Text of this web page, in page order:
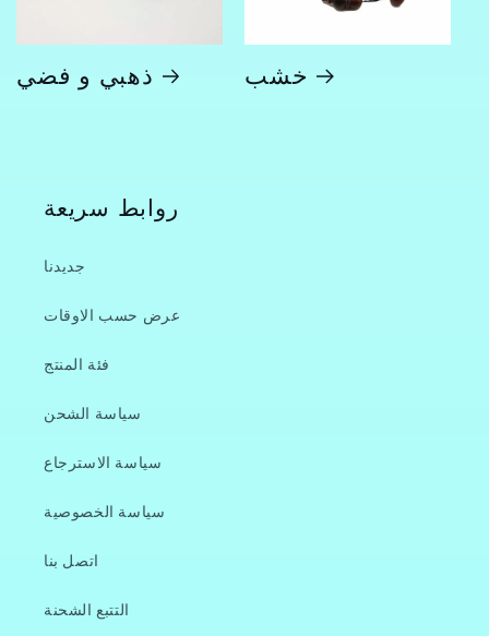
ذهبي و فضي خشب
روابط سريعة
جديدنا
عرض حسب الاوقات
فئة المنتج
سياسة الشحن
سياسة الاسترجاع
سياسة الخصوصية
اتصل بنا
التتبع الشحنة